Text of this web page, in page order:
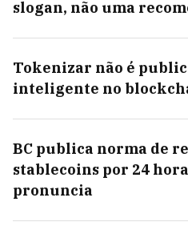
slogan, não uma
Tokenizar não é
inteligente no
BC publica norma de
stablecoins por 24
pronuncia